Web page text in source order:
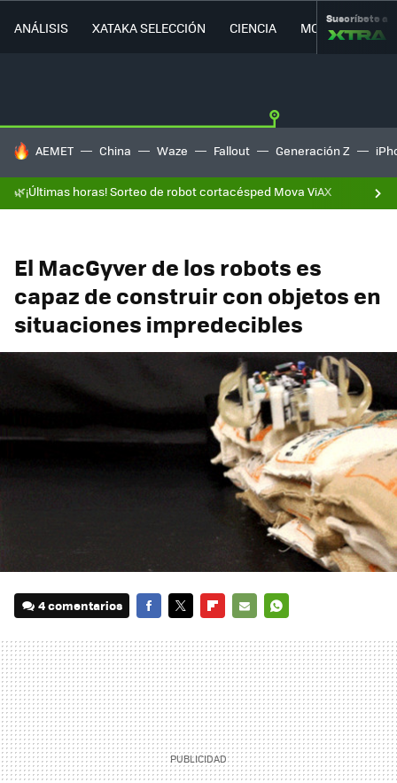
ANÁLISIS XATAKA SELECCIÓN CIENCIA MOVILIDAD
Suscríbete a
HOY SE HABLA DE
AEMET China Waze Fallout Generación Z
🌿¡Últimas horas! Sorteo de robot cortacésped Mova ViAX
El MacGyver de los robots es
capaz de construir con objetos en
situaciones impredecibles
4 comentarios
MAIL